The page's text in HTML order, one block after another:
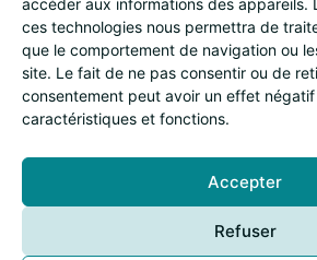
accéder aux informations des appareils.
ces technologies nous permettra de
que le comportement de navigation ou
site. Le fait de ne pas consentir ou de
consentement peut avoir un effet
caractéristiques et fonctions.
Accepter
Refuser
Rôle
Compositions
Arrangements
Légal
Mentions légales
Politique de